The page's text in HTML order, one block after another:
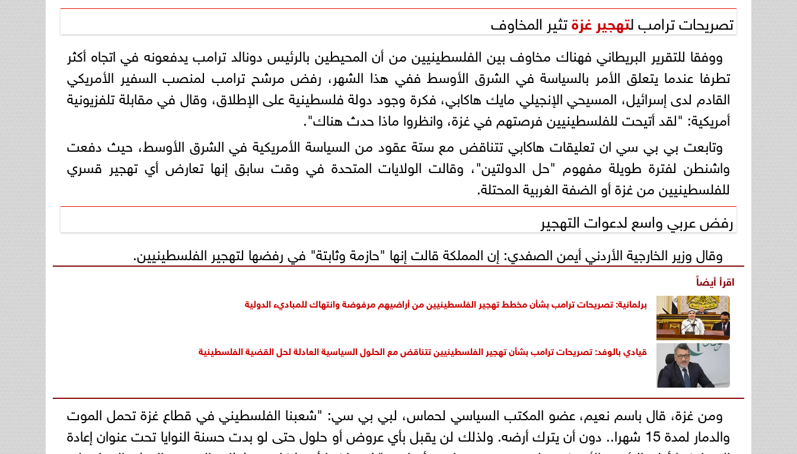
تصريحات ترامب لتهجير غزةتثير المخاوف
ووفقا للتقرير البريطاني فهناك مخاوف بين الفلسطينيين من أن المحيطين بالرئيس دونالد ترامب يدفعونه في اتجاه أكثر
تطرفا عندما يتعلق الأمر بالسياسة في الشرق الأوسط ففي هذا الشهر، رفض مرشح ترامب لمنصب السفير الأمريكي
القادم لدى إسرائيل، المسيحي الإنجيلي مايك هاكابي، فكرة وجود دولة فلسطينية على الإطلاق، وقال في مقابلة تلفزيونية
أمريكية: "لقد أتيحت للفلسطينيين فرصتهم في غزة، وانظروا ماذا حدث هناك".
وتابعت بي بي سي ان تعليقات هاكابي تتناقض مع ستة عقود من السياسة الأمريكية في الشرق الأوسط، حيث دفعت
واشنطن لفترة طويلة مفهوم "حل الدولتين"، وقالت الولايات المتحدة في وقت سابق إنها تعارض أي تهجير قسري
للفلسطينيين من غزة أو الضفة الغربية المحتلة.
رفض عربي واسع لدعوات التهجير
وقال وزير الخارجية الأردني أيمن الصفدي: إن المملكة قالت إنها "حازمة وثابتة" في رفضها لتهجير الفلسطينيين.
اقرأ أيضاً
برلمانية: تصريحات ترامب بشأن مخطط تهجير الفلسطينيين من أراضيهم مرفوضة وانتهاك للمباديء الدولية
قيادي بالوفد: تصريحات ترامب بشأن تهجير الفلسطينيين تتناقض مع الحلول السياسية العادلة لحل القضية الفلسطينية
ومن غزة، قال باسم نعيم، عضو المكتب السياسي لحماس، لبي بي سي: "شعبنا الفلسطيني في قطاع غزة تحمل الموت
والدمار لمدة 15 شهرا.. دون أن يترك أرضه. ولذلك لن يقبل بأي عروض أو حلول حتى لو بدت حسنة النوايا تحت عنوان إعادة